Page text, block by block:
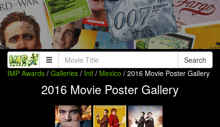
Search
IMP Awards / Galleries / Intl / Mexico / 2016 Movie Poster Gallery
2016 Movie Poster Gallery